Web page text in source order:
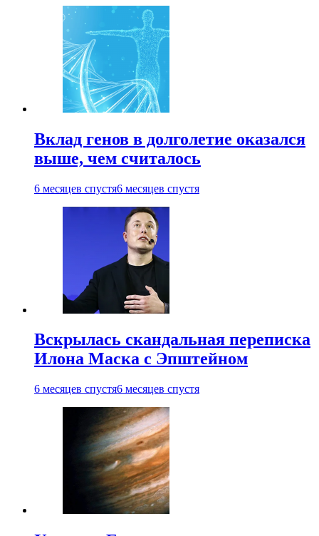
Вклад генов в долголетие оказался
выше, чем считалось
6 месяцев спустя6 месяцев спустя
Вскрылась скандальная переписка
Илона Маска с Эпштейном
6 месяцев спустя6 месяцев спустя